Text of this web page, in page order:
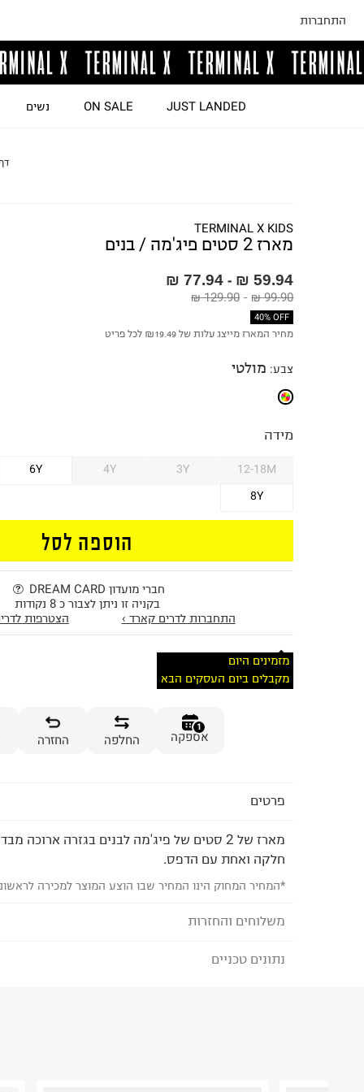
התחברות
JUST LANDED
ON SALE נשים
TERMINAL X KIDS
מארז 2 סטים פיג'מה / בנים
59.94 ₪
-
77.94 ₪
99.90 ₪
-
129.90 ₪
40% OFF
מחיר המארז מייצג עלות של ₪19.49 לכל פריט
צבע: מולטי
מידה
12-18M
3Y
4Y
6Y
8Y
הוספה לסל
חברי מועדון DREAM CARD
בקניה זו ניתן לצבור כ 8 נקודות
התחברות לדרים קארד ›
הצטרפות
מזמינים היום
מקבלים ביום העסקים הבא
1
אספקה החלפה החזרה
פרטים
מארז של 2 סטים של פיג'מה לבנים בגזרה
חלקה ואחת עם הדפס.
*המחיר המחוק הינו המחיר שבו הוצע המוצר למכירה
משלוחים והחזרות
לבחירת בשיטת המשלוח המתאימה לכם,
נתונים טכניים